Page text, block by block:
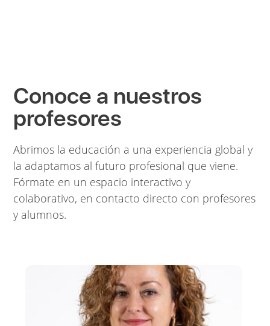
Conoce a nuestros
profesores
Abrimos la educación a una experiencia global y
la adaptamos al futuro profesional que viene.
Fórmate en un espacio interactivo y
colaborativo, en contacto directo con profesores
y alumnos.